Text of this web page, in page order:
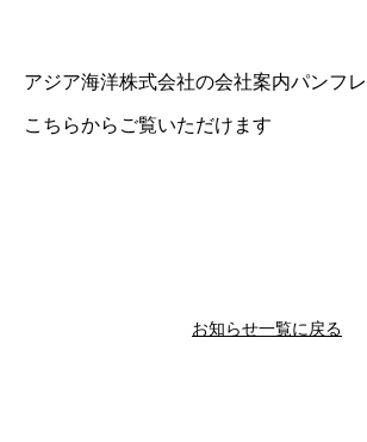
アジア海洋株式会社の会社案内パンフ
こちらからご覧いただけます
お知らせ一覧に戻る